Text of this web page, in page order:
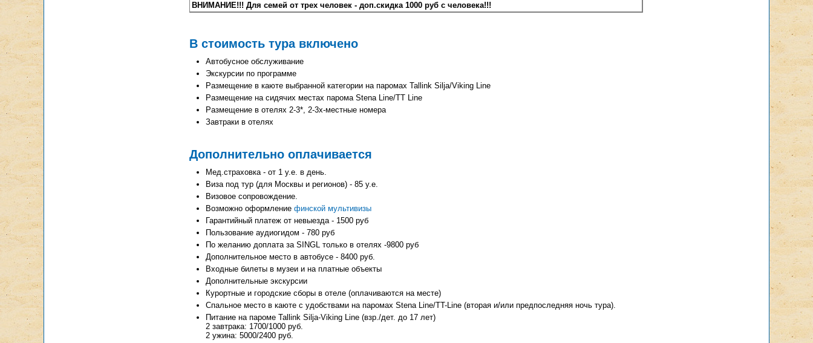
ВНИМАНИЕ!!! Для семей от трех человек - доп.скидка 1000 руб с человека!!!
В стоимость тура включено
Автобусное обслуживание
Экскурсии по программе
Размещение в каюте выбранной категории на паромах Tallink Silja/Viking Line
Размещение на сидячих местах парома Stena Line/TT Line
Размещение в отелях 2-3*, 2-3х-местные номера
Завтраки в отелях
Дополнительно оплачивается
Мед.страховка - от 1 у.е. в день.
Виза под тур (для Москвы и регионов) - 85 у.е.
Визовое сопровождение.
Возможно оформление финской мультивизы
Гарантийный платеж от невыезда - 1500 руб
Пользование аудиогидом - 780 руб
По желанию доплата за SINGL только в отелях -9800 руб
Дополнительное место в автобусе - 8400 руб.
Входные билеты в музеи и на платные объекты
Дополнительные экскурсии
Курортные и городские сборы в отеле (оплачиваются на месте)
Спальное место в каюте с удобствами на паромах Stena Line/TT-Line (вторая и/или предпоследняя ночь тура).
Питание на пароме Tallink Silja-Viking Line (взр./дет. до 17 лет)
2 завтрака: 1700/1000 руб.
2 ужина: 5000/2400 руб.